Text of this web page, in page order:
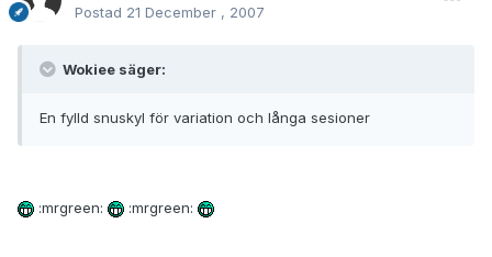
Postad 21 December , 2007
Wokiee säger:
En fylld snuskyl för variation och långa sesioner
:mrgreen: :mrgreen: